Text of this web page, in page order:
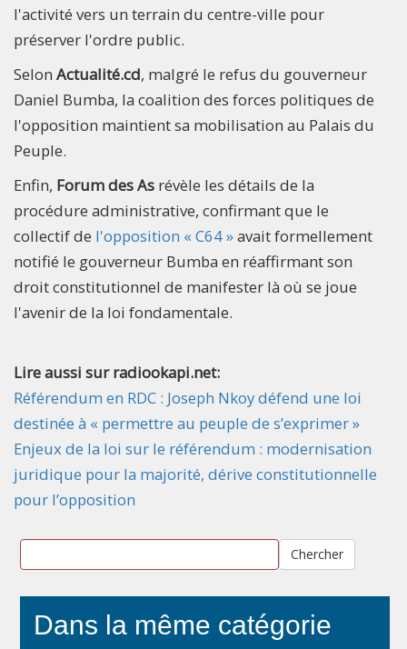
l'activité vers un terrain du centre-ville pour
préserver l'ordre public.
Selon Actualité.cd, malgré le refus du gouverneur
Daniel Bumba, la coalition des forces politiques de
l'opposition maintient sa mobilisation au Palais du
Peuple.
Enfin, Forum des As révèle les détails de la
procédure administrative, confirmant que le
collectif de l'opposition « C64 »avait formellement
notifié le gouverneur Bumba en réaffirmant son
droit constitutionnel de manifester là où se joue
l'avenir de la loi fondamentale.
Lire aussi sur radiookapi.net:
Référendum en RDC : Joseph Nkoy défend une loi
destinée à « permettre au peuple de s’exprimer »
Enjeux de la loi sur le référendum : modernisation
juridique pour la majorité, dérive constitutionnelle
pour l’opposition
Chercher
Dans la même catégorie